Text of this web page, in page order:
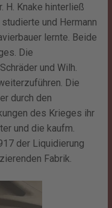
H. Knake hinterließ
und Hermann
lernte. Beide
Die
und Wilh.
Die
durch den
des Krieges ihr
und die kaufm.
der Liquidierung
Fabrik.